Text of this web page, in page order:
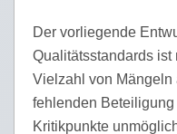
Der vorliegende
Qualitätsstandards
Vielzahl von Mängeln
fehlenden
Kritikpunkte